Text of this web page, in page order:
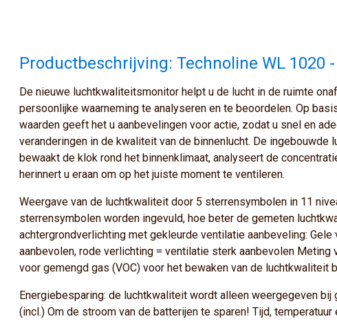
Productbeschrijving: Technoline WL
De nieuwe luchtkwaliteitsmonitor helpt u de lucht in de ruimte
persoonlijke waarneming te analyseren en te beoordelen. Op
waarden geeft het u aanbevelingen voor actie, zodat u snel en
veranderingen in de kwaliteit van de binnenlucht. De ingebouwde
bewaakt de klok rond het binnenklimaat, analyseert de
herinnert u eraan om op het juiste moment te ventileren.
Weergave van de luchtkwaliteit door 5 sterrensymbolen in 11
sterrensymbolen worden ingevuld, hoe beter de gemeten
achtergrondverlichting met gekleurde ventilatie aanbeveling:
aanbevolen, rode verlichting = ventilatie sterk aanbevolen Meting
voor gemengd gas (VOC) voor het bewaken van de luchtkwaliteit
Energiebesparing: de luchtkwaliteit wordt alleen weergegeven bij
(incl.) Om de stroom van de batterijen te sparen! Tijd,